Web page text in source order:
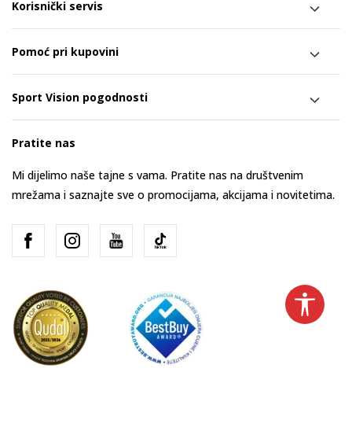
Korisnički servis
Pomoć pri kupovini
Sport Vision pogodnosti
Pratite nas
Mi dijelimo naše tajne s vama. Pratite nas na društvenim
mrežama i saznajte sve o promocijama, akcijama i novitetima.